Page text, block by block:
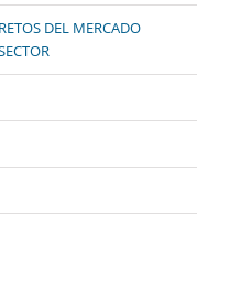
DEL MERCADO